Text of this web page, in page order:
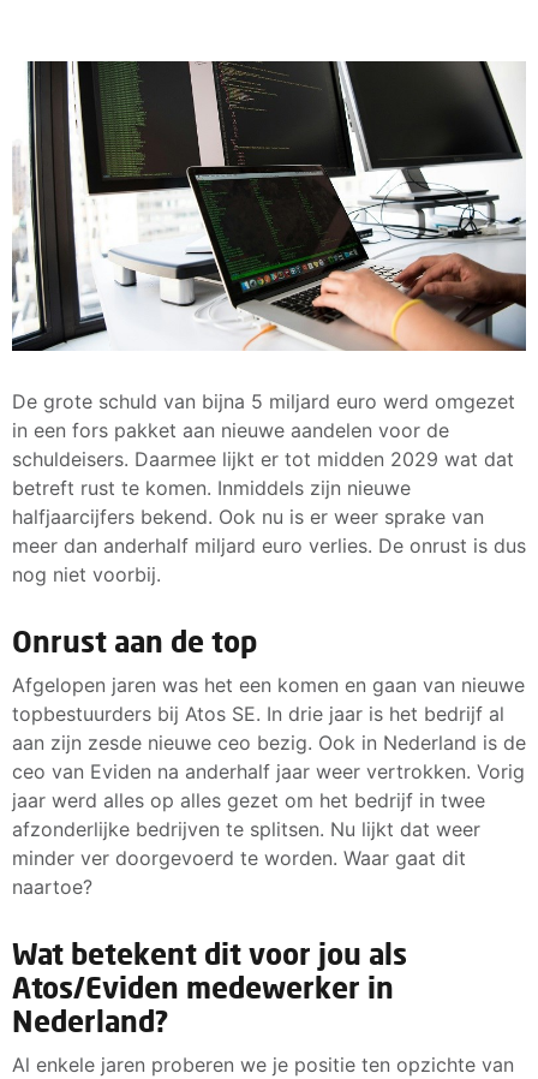
De grote schuld van bijna 5 miljard euro werd omgezet
in een fors pakket aan nieuwe aandelen voor de
schuldeisers. Daarmee lijkt er tot midden 2029 wat dat
betreft rust te komen. Inmiddels zijn nieuwe
halfjaarcijfers bekend. Ook nu is er weer sprake van
meer dan anderhalf miljard euro verlies. De onrust is dus
nog niet voorbij.
Onrust aan de top
Afgelopen jaren was het een komen en gaan van nieuwe
topbestuurders bij Atos SE. In drie jaar is het bedrijf al
aan zijn zesde nieuwe ceo bezig. Ook in Nederland is de
ceo van Eviden na anderhalf jaar weer vertrokken. Vorig
jaar werd alles op alles gezet om het bedrijf in twee
afzonderlijke bedrijven te splitsen. Nu lijkt dat weer
minder ver doorgevoerd te worden. Waar gaat dit
naartoe?
Wat betekent dit voor jou als
Atos/Eviden medewerker in
Nederland?
Al enkele jaren proberen we je positie ten opzichte van